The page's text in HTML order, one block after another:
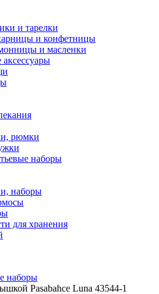
и тарелки
и конфетницы
и масленки
рюмки
наборы
наборы
для хранения
наборы
Pasabahce Luna 43544-1